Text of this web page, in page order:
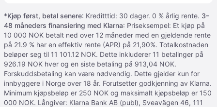
*Kjøp først, betal senere: Kreditttid: 30 dager. 0 % årlig rente. 3–
48 måneders finansiering med Klarna: Priseksempel: Et kjøp på
10 000 NOK betalt ned over 12 måneder med en gjeldende rente
på 21.9 % har en effektiv rente (APR) på 21,90%. Totalkostnaden
beløper seg til 11 101.12 NOK. Dette inkluderer 11 betalinger på
926.19 NOK hver og en siste betaling på 913,04 NOK.
Forskuddsbetaling kan være nødvendig. Dette gjelder kun for
innbyggere i Norge over 18 år. Forutsetter godkjenning av Klarna.
Minimum kjøpsbeløp er 250 NOK og maksimalt kjøpsbeløp er 150
000 NOK. Långiver: Klarna Bank AB (publ), Sveavägen 46, 111